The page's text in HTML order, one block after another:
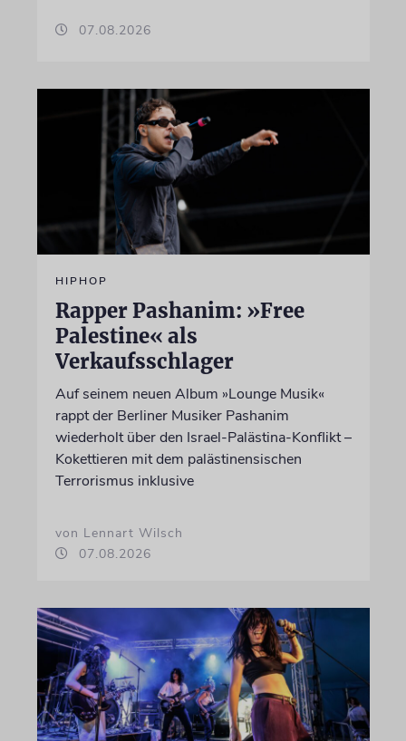
07.08.2026
HIPHOP
Rapper Pashanim: »Free
Palestine« als
Verkaufsschlager
Auf seinem neuen Album »Lounge Musik«
rappt der Berliner Musiker Pashanim
wiederholt über den Israel-Palästina-Konflikt –
Kokettieren mit dem palästinensischen
Terrorismus inklusive
von Lennart Wilsch
07.08.2026